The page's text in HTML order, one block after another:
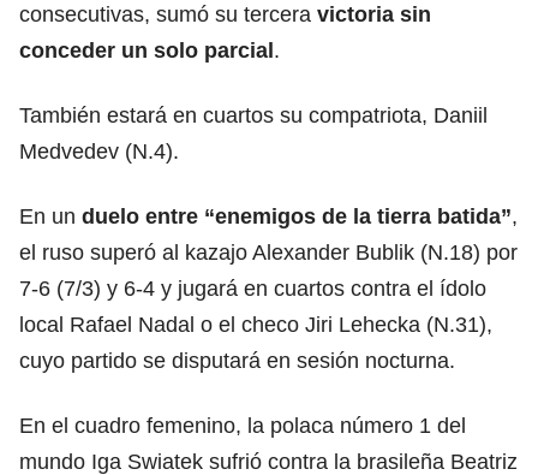
consecutivas, sumó su tercera victoria sin
conceder un solo parcial.
También estará en cuartos su compatriota, Daniil
Medvedev (N.4).
En un duelo entre “enemigos de la tierra batida”,
el ruso superó al kazajo Alexander Bublik (N.18) por
7-6 (7/3) y 6-4 y jugará en cuartos contra el ídolo
local Rafael Nadal o el checo Jiri Lehecka (N.31),
cuyo partido se disputará en sesión nocturna.
En el cuadro femenino, la polaca número 1 del
mundo Iga Swiatek sufrió contra la brasileña Beatriz